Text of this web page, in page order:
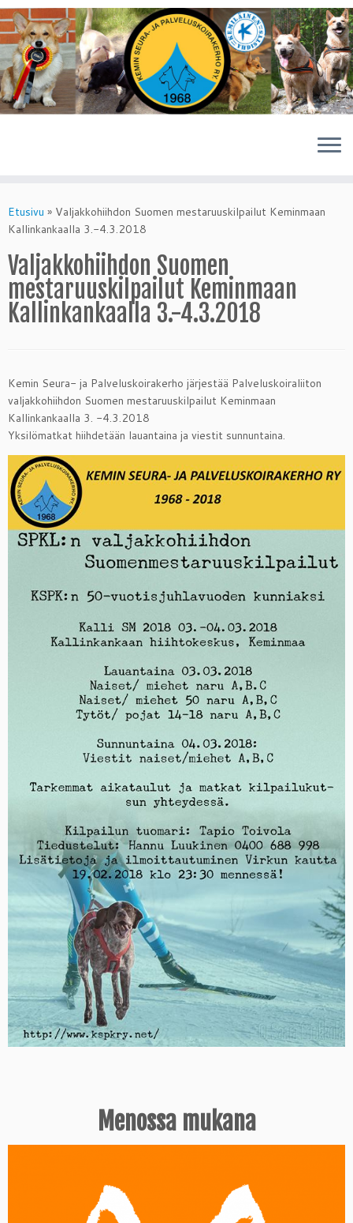
to
content
Etusivu » Valjakkohiihdon Suomen mestaruuskilpailut Keminmaan
Kallinkankaalla 3.-4.3.2018
Valjakkohiihdon Suomen
mestaruuskilpailut Keminmaan
Kallinkankaalla 3.-4.3.2018
Kemin Seura- ja Palveluskoirakerho järjestää Palveluskoiraliiton
valjakkohiihdon Suomen mestaruuskilpailut Keminmaan
Kallinkankaalla 3. -4.3.2018
Yksilömatkat hiihdetään lauantaina ja viestit sunnuntaina.
Menossa mukana